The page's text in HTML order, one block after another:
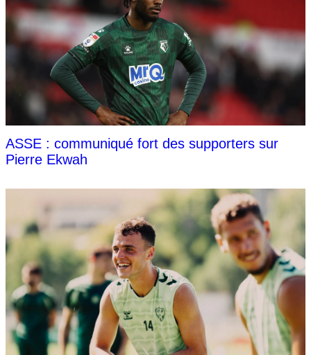
ASSE : communiqué fort des supporters sur
Pierre Ekwah